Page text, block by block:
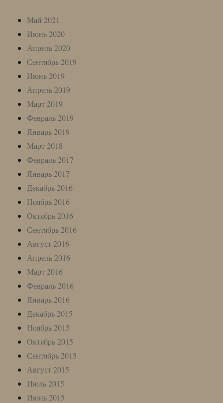
Май 2021
Июнь 2020
Апрель 2020
Сентябрь 2019
Июнь 2019
Апрель 2019
Март 2019
Февраль 2019
Январь 2019
Март 2018
Февраль 2017
Январь 2017
Декабрь 2016
Ноябрь 2016
Октябрь 2016
Сентябрь 2016
Август 2016
Апрель 2016
Март 2016
Февраль 2016
Январь 2016
Декабрь 2015
Ноябрь 2015
Октябрь 2015
Сентябрь 2015
Август 2015
Июль 2015
Июнь 2015